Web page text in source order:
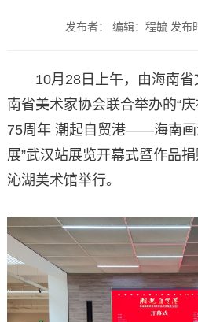
发布者： 编辑：程毓 发布
10月28日上午，由海南
南省美术家协会联合举办的“
75周年 潮起自贸港——海南画
展”武汉站展览开幕式暨作品
沁湖美术馆举行。